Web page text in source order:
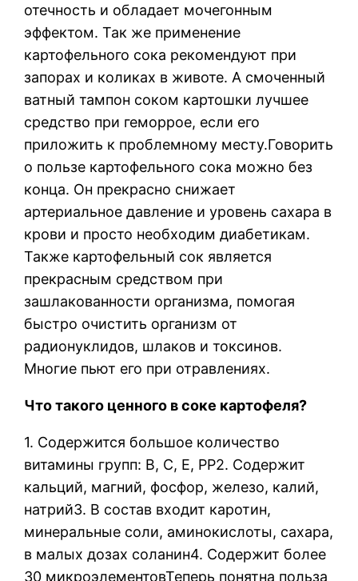
отечность и обладает мочегонным
эффектом. Так же применение
картофельного сока рекомендуют при
запорах и коликах в животе. А смоченный
ватный тампон соком картошки лучшее
средство при геморрое, если его
приложить к проблемному месту.Говорить
о пользе картофельного сока можно без
конца. Он прекрасно снижает
артериальное давление и уровень сахара в
крови и просто необходим диабетикам.
Также картофельный сок является
прекрасным средством при
зашлакованности организма, помогая
быстро очистить организм от
радионуклидов, шлаков и токсинов.
Многие пьют его при отравлениях.
Что такого ценного в соке картофеля?
1. Содержится большое количество
витамины групп: B, С, E, PP2. Содержит
кальций, магний, фосфор, железо, калий,
натрий3. В состав входит каротин,
минеральные соли, аминокислоты, сахара,
в малых дозах соланин4. Содержит более
30 микроэлементовТеперь понятна польза